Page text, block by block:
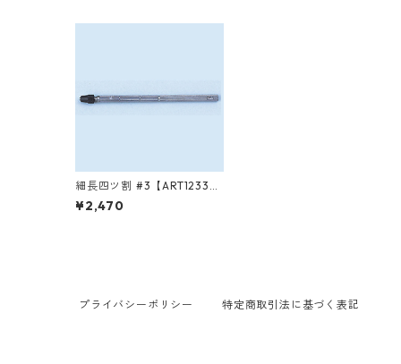
細長四ツ割 #3【ART1233
0】
¥2,470
プライバシーポリシー 特定商取引法に基づく表記